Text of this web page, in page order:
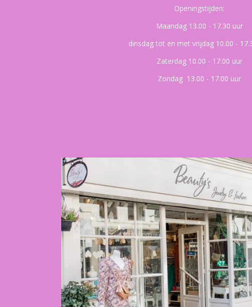
Openingstijden:
Maandag 13.00 - 17.30 uur
dinsdag tot en met vrijdag 10.00 -
Zaterdag 10.00 - 17.00 uur
Zondag 13.00 - 17.00 uur